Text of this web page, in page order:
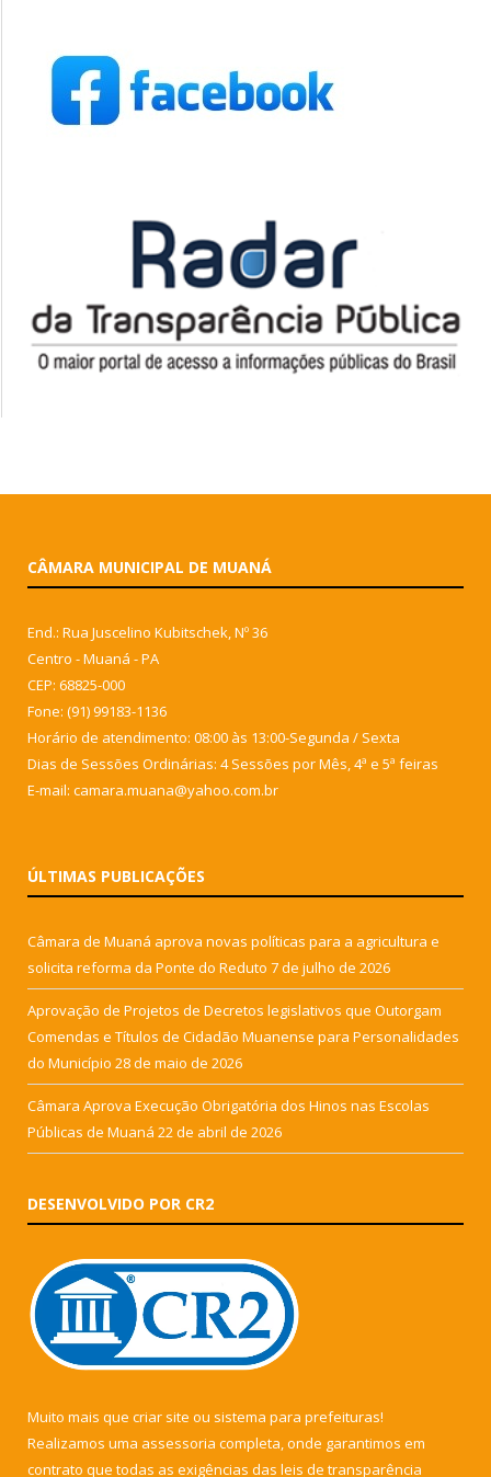
CÂMARA MUNICIPAL DE MUANÁ
End.: Rua Juscelino Kubitschek, Nº 36
Centro - Muaná - PA
CEP: 68825-000
Fone: (91) 99183-1136
Horário de atendimento: 08:00 às 13:00-Segunda / Sexta
Dias de Sessões Ordinárias: 4 Sessões por Mês, 4ª e 5ª feiras
E-mail: camara.muana@yahoo.com.br
ÚLTIMAS PUBLICAÇÕES
Câmara de Muaná aprova novas políticas para a agricultura e
solicita reforma da Ponte do Reduto 7 de julho de 2026
Aprovação de Projetos de Decretos legislativos que Outorgam
Comendas e Títulos de Cidadão Muanense para Personalidades
do Município 28 de maio de 2026
Câmara Aprova Execução Obrigatória dos Hinos nas Escolas
Públicas de Muaná 22 de abril de 2026
DESENVOLVIDO POR CR2
Muito mais que criar site ou sistema para prefeituras!
Realizamos uma assessoria completa, onde garantimos em
contrato que todas as exigências das leis de transparência